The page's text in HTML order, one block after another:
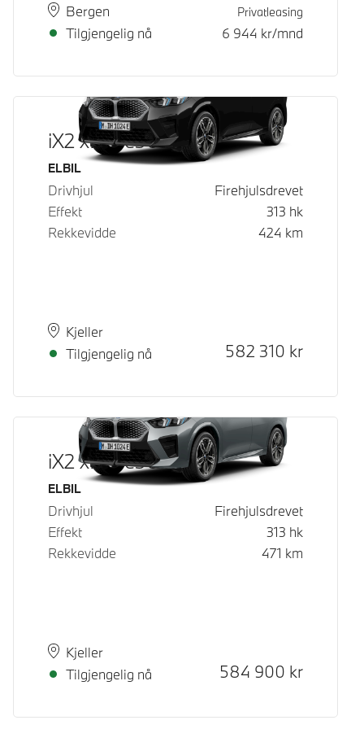
PlassBergen
Leveringstid
Tilgjengelig nå
Privatleasing
6 944 kr/mnd
iX2 xDrive30
Drivstoff
ELBIL
Drivhjul
Firehjulsdrevet
Effekt
313 hk
Rekkevidde
424 km
PlassKjeller
Leveringstid
Tilgjengelig nå
Kontantpris
582 310 kr
iX2 xDrive30
Drivstoff
ELBIL
Drivhjul
Firehjulsdrevet
Effekt
313 hk
Rekkevidde
471 km
PlassKjeller
Leveringstid
Tilgjengelig nå
Kontantpris
584 900 kr